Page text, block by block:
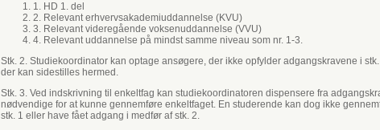
1. HD 1. del
2. Relevant erhvervsakademiuddannelse (KVU)
3. Relevant videregående voksenuddannelse (VVU)
4. Relevant uddannelse på mindst samme niveau som nr. 1-3.
Stk. 2. Studiekoordinator kan optage ansøgere, der ikke opfylder adgangskravene i
der kan sidestilles hermed.
Stk. 3. Ved indskrivning til enkeltfag kan studiekoordinatoren dispensere fra
nødvendige for at kunne gennemføre enkeltfaget. En studerende kan dog ikke
stk. 1 eller have fået adgang i medfør af stk. 2.